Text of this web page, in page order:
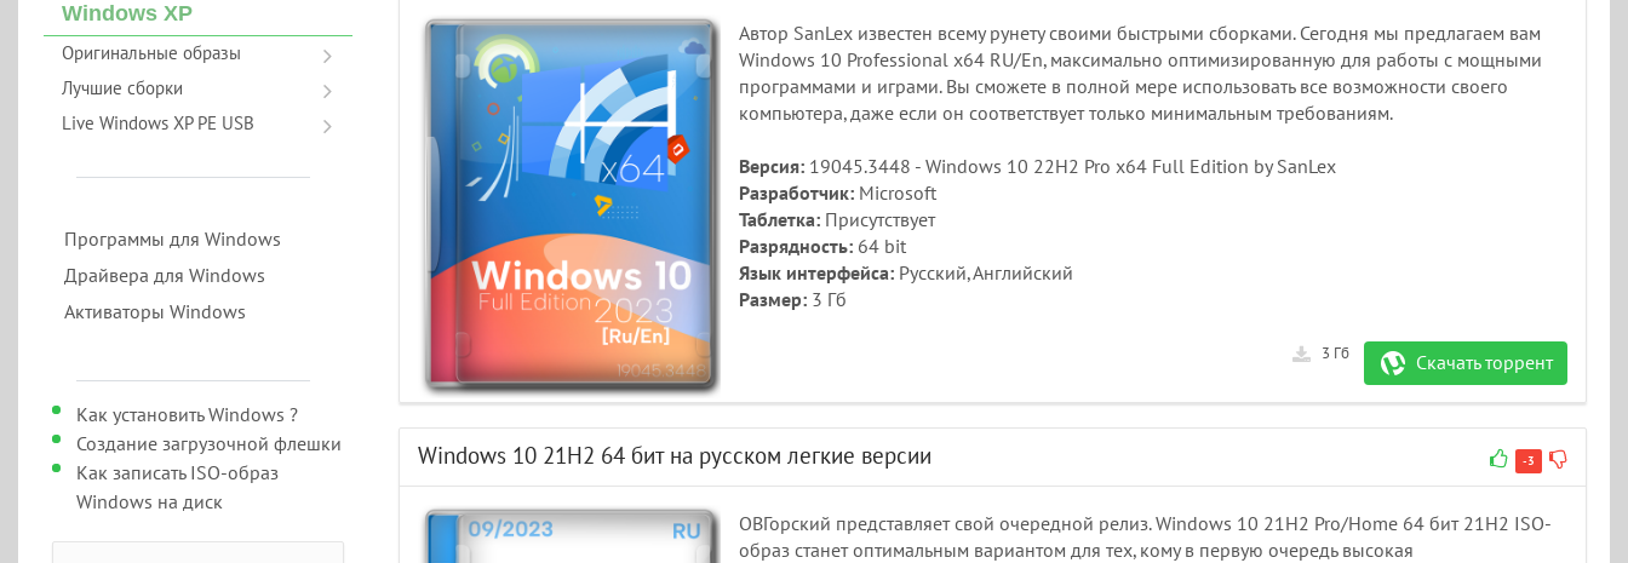
Автор SanLex известен всему рунету своими быстрыми сборками. Сегодня мы предлагаем вам
Windows 10 Professional x64 RU/En, максимально оптимизированную для работы с мощными
программами и играми. Вы сможете в полной мере использовать все возможности своего
компьютера, даже если он соответствует только минимальным требованиям.
Версия: 19045.3448 - Windows 10 22H2 Pro x64 Full Edition by SanLex
Разработчик: Microsoft
Таблетка: Присутствует
Разрядность: 64 bit
Язык интерфейса: Русский, Английский
Размер: 3 Гб
Скачать торрент
3 Гб
Windows 10 21H2 64 бит на русском легкие версии -3
ОВГорский представляет свой очередной релиз. Windows 10 21H2 Pro/Home 64 бит 21H2 ISO-
образ станет оптимальным вариантом для тех, кому в первую очередь высокая
Windows XP
Оригинальные образы
Лучшие сборки
Live Windows XP PE USB
Программы для Windows
Драйвера для Windows
Активаторы Windows
Как установить Windows ?
Создание загрузочной флешки
Как записать ISO-образ
Windows на диск